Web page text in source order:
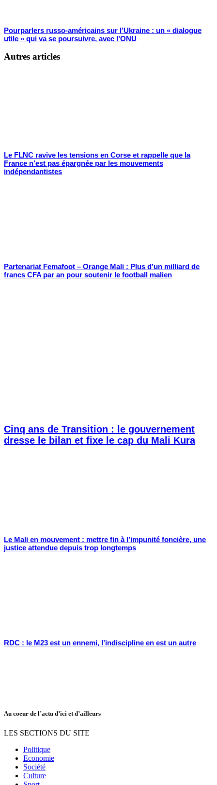
Pourparlers russo-américains sur l’Ukraine : un « dialogue
utile » qui va se poursuivre, avec l’ONU
Autres articles
Le FLNC ravive les tensions en Corse et rappelle que la
France n’est pas épargnée par les mouvements
indépendantistes
Partenariat Femafoot – Orange Mali : Plus d’un milliard de
francs CFA par an pour soutenir le football malien
Cinq ans de Transition : le gouvernement
dresse le bilan et fixe le cap du Mali Kura
Le Mali en mouvement : mettre fin à l’impunité foncière, une
justice attendue depuis trop longtemps
RDC : le M23 est un ennemi, l’indiscipline en est un autre
Au coeur de l’actu d’ici et d’ailleurs
LES SECTIONS DU SITE
Politique
Economie
Société
Culture